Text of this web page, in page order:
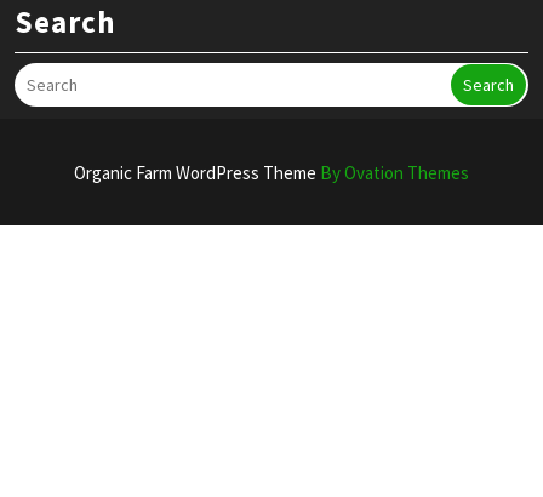
Search
Search
Organic Farm WordPress Theme By Ovation Themes